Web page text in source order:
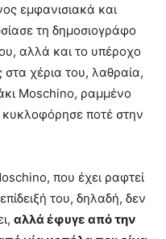
εμφανισιακά και
τη δημοσιογράφο
αλλά και το υπέροχο
χέρια του, λαθραία,
Moschino, ραμμένο
κυκλοφόρησε ποτέ στην
που έχει ραφτεί
του, δηλαδή, δεν
αλλά έφυγε από την